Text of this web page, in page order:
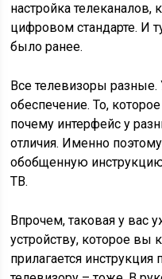
настройка
цифровом стандарте. И
было ранее.
Все телевизоры
обеспечение. То,
почему интерфейс у
отличия. Именно
обобщенную
ТВ.
Впрочем, таковая у вас
устройству, которое вы
прилагается